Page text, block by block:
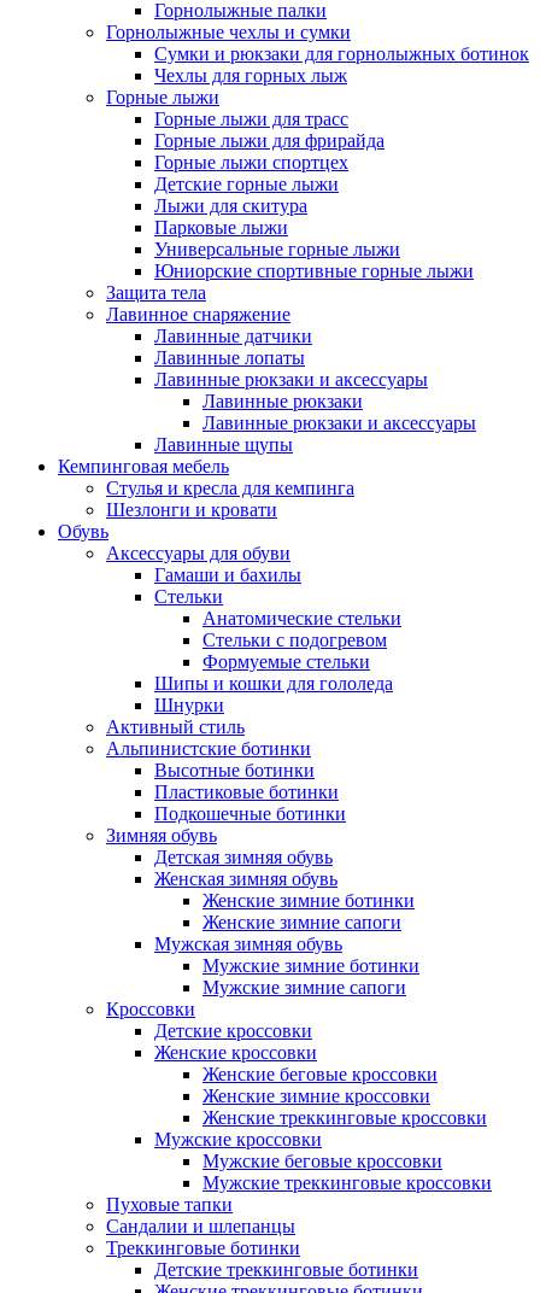
Горнолыжные палки
Горнолыжные чехлы и сумки
Сумки и рюкзаки для горнолыжных ботинок
Чехлы для горных лыж
Горные лыжи
Горные лыжи для трасс
Горные лыжи для фрирайда
Горные лыжи спортцех
Детские горные лыжи
Лыжи для скитура
Парковые лыжи
Универсальные горные лыжи
Юниорские спортивные горные лыжи
Защита тела
Лавинное снаряжение
Лавинные датчики
Лавинные лопаты
Лавинные рюкзаки и аксессуары
Лавинные рюкзаки
Лавинные рюкзаки и аксессуары
Лавинные щупы
Кемпинговая мебель
Стулья и кресла для кемпинга
Шезлонги и кровати
Обувь
Аксессуары для обуви
Гамаши и бахилы
Стельки
Анатомические стельки
Стельки с подогревом
Формуемые стельки
Шипы и кошки для гололеда
Шнурки
Активный стиль
Альпинистские ботинки
Высотные ботинки
Пластиковые ботинки
Подкошечные ботинки
Зимняя обувь
Детская зимняя обувь
Женская зимняя обувь
Женские зимние ботинки
Женские зимние сапоги
Мужская зимняя обувь
Мужские зимние ботинки
Мужские зимние сапоги
Кроссовки
Детские кроссовки
Женские кроссовки
Женские беговые кроссовки
Женские зимние кроссовки
Женские треккинговые кроссовки
Мужские кроссовки
Мужские беговые кроссовки
Мужские треккинговые кроссовки
Пуховые тапки
Сандалии и шлепанцы
Треккинговые ботинки
Детские треккинговые ботинки